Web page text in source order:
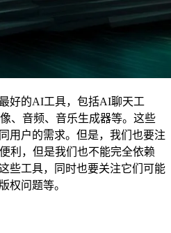
好的AI工具，包括AI聊天工
、音频、音乐生成器等。这些
用户的需求。但是，我们也要注
利，但是我们也不能完全依赖
些工具，同时也要关注它们可能
权问题等。